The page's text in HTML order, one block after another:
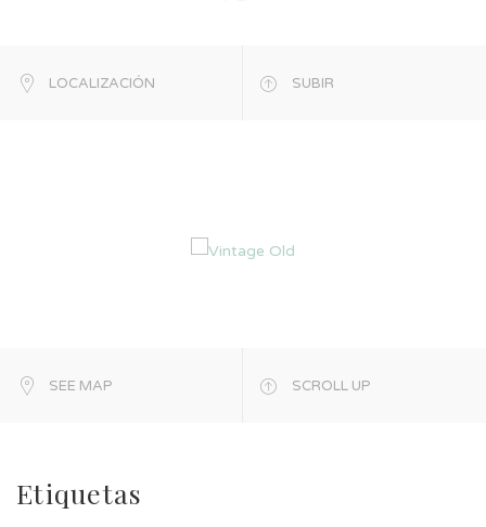
LOCALIZACIÓN SUBIR
SEE MAP SCROLL UP
Etiquetas